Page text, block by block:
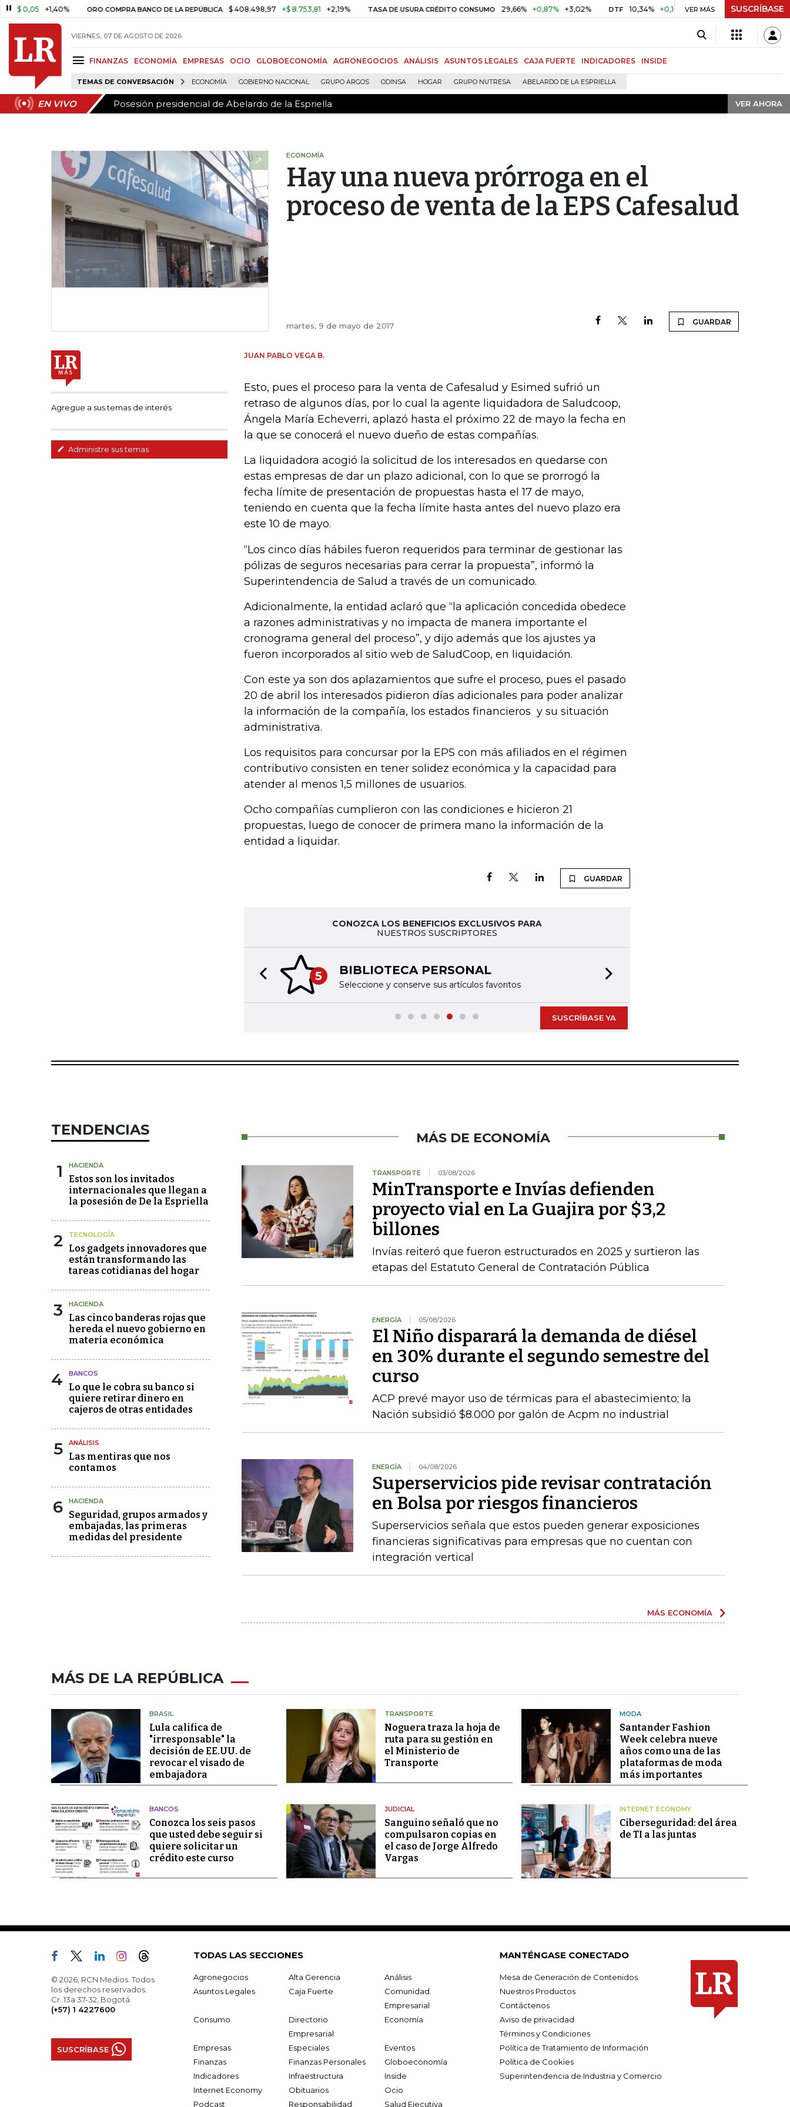
+1,40% ORO COMPRA BANCO DE LA REPÚBLICA $ 408.498,97 +$ 8.753,81 +2,19% TASA DE USURA CRÉDITO CONSUMO 29,66% +0,87% +3,02% DTF 10,34% +0,10% +0,98% UVR $ 416,91 +$ 0,05
VER MÁS SUSCRÍBASE
VIERNES, 07 DE AGOSTO DE 2026
FINANZAS ECONOMÍA EMPRESAS OCIO GLOBOECONOMÍA AGRONEGOCIOS ANÁLISIS ASUNTOS LEGALES CAJA FUERTE INDICADORES INSIDE
TEMAS DE CONVERSACIÓN ECONOMÍA GOBIERNO NACIONAL GRUPO ARGOS ODINSA HOGAR GRUPO NUTRESA ABELARDO DE LA ESPRIELLA
EN VIVO Posesión presidencial de Abelardo de la Espriella VER AHORA
EN VIVO Posesión presidencial de Abelardo de la Espriella VER AHORA
ECONOMÍA
Hay una nueva prórroga en el
proceso de venta de la EPS Cafesalud
martes, 9 de mayo de 2017 GUARDAR
Agregue a sus temas de interés
Administre sus temas
JUAN PABLO VEGA B.
Esto, pues el proceso para la venta de Cafesalud y Esimed sufrió un
retraso de algunos días, por lo cual la agente liquidadora de Saludcoop,
Ángela María Echeverri, aplazó hasta el próximo 22 de mayo la fecha en
la que se conocerá el nuevo dueño de estas compañías.
La liquidadora acogió la solicitud de los interesados en quedarse con
estas empresas de dar un plazo adicional, con lo que se prorrogó la
fecha límite de presentación de propuestas hasta el 17 de mayo,
teniendo en cuenta que la fecha límite hasta antes del nuevo plazo era
este 10 de mayo.
“Los cinco días hábiles fueron requeridos para terminar de gestionar las
pólizas de seguros necesarias para cerrar la propuesta”, informó la
Superintendencia de Salud a través de un comunicado.
Adicionalmente, la entidad aclaró que “la aplicación concedida obedece
a razones administrativas y no impacta de manera importante el
cronograma general del proceso”, y dijo además que los ajustes ya
fueron incorporados al sitio web de SaludCoop, en liquidación.
Con este ya son dos aplazamientos que sufre el proceso, pues el pasado
20 de abril los interesados pidieron días adicionales para poder analizar
la información de la compañía, los estados financieros y su situación
administrativa.
Los requisitos para concursar por la EPS con más afiliados en el régimen
contributivo consisten en tener solidez económica y la capacidad para
atender al menos 1,5 millones de usuarios.
Ocho compañías cumplieron con las condiciones e hicieron 21
propuestas, luego de conocer de primera mano la información de la
entidad a liquidar.
GUARDAR
CONOZCA LOS BENEFICIOS EXCLUSIVOS PARA
NUESTROS SUSCRIPTORES
5 BIBLIOTECA PERSONAL
Seleccione y conserve sus artículos favoritos
Previous slide
SUSCRÍBASE YA
TENDENCIAS
1 HACIENDA
Estos son los invitados
internacionales que llegan a
la posesión de De la Espriella
2 TECNOLOGÍA
Los gadgets innovadores que
están transformando las
tareas cotidianas del hogar
3 HACIENDA
Las cinco banderas rojas que
hereda el nuevo gobierno en
materia económica
4 BANCOS
Lo que le cobra su banco si
quiere retirar dinero en
cajeros de otras entidades
5 ANÁLISIS
Las mentiras que nos
contamos
6 HACIENDA
Seguridad, grupos armados y
embajadas, las primeras
medidas del presidente
MÁS DE ECONOMÍA
TRANSPORTE 03/08/2026
MinTransporte e Invías defienden
proyecto vial en La Guajira por $3,2
billones
Invías reiteró que fueron estructurados en 2025 y surtieron las
etapas del Estatuto General de Contratación Pública
ENERGÍA 05/08/2026
El Niño disparará la demanda de diésel
en 30% durante el segundo semestre del
curso
ACP prevé mayor uso de térmicas para el abastecimiento; la
Nación subsidió $8.000 por galón de Acpm no industrial
ENERGÍA 04/08/2026
Superservicios pide revisar contratación
en Bolsa por riesgos financieros
Superservicios señala que estos pueden generar exposiciones
financieras significativas para empresas que no cuentan con
integración vertical
MÁS ECONOMÍA
MÁS DE LA REPÚBLICA
BRASIL
Lula califica de
"irresponsable" la
decisión de EE.UU. de
revocar el visado de
embajadora
TRANSPORTE
Noguera traza la hoja de
ruta para su gestión en
el Ministerio de
Transporte
MODA
Santander Fashion
Week celebra nueve
años como una de las
plataformas de moda
más importantes
BANCOS
Conozca los seis pasos
que usted debe seguir si
quiere solicitar un
crédito este curso
JUDICIAL
Sanguino señaló que no
compulsaron copias en
el caso de Jorge Alfredo
Vargas
INTERNET ECONOMY
Ciberseguridad: del área
de TI a las juntas
© 2026, RCN Medios. Todos
los derechos reservados.
Cr. 13a 37-32, Bogotá
(+57) 1 4227600
SUSCRÍBASE
TODAS LAS SECCIONES
Agronegocios Alta Gerencia
Análisis
Asuntos Legales
Caja Fuerte
Comunidad
Empresarial
Consumo
Directorio
Empresarial
Economía
Empresas Especiales
Eventos
Finanzas
Finanzas Personales
Globoeconomía
Indicadores
Infraestructura
Inside
Internet Economy
Obituarios
Ocio
Podcast
Responsabilidad Salud Ejecutiva
MANTÉNGASE CONECTADO
Mesa de Generación de Contenidos
Nuestros Productos
Contáctenos
Aviso de privacidad
Términos y Condiciones
Política de Tratamiento de Información
Política de Cookies
Superintendencia de Industria y Comercio